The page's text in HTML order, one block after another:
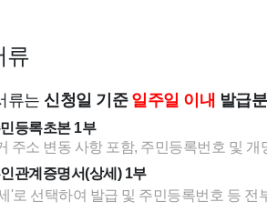
류
류는 신청일 기준 일주일 이내 발급
등록초본 1부
주소 변동 사항 포함, 주민등록번호 및 개
관계증명서(상세) 1부
'로 선택하여 발급 및 주민등록번호 등 전